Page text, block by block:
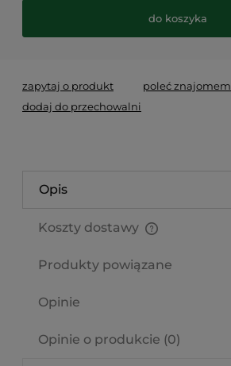
do koszyka
zapytaj o produkt poleć
dodaj do przechowalni
Opis
Koszty dostawy
Produkty powiązane
Opinie
Opinie o produkcie (0)